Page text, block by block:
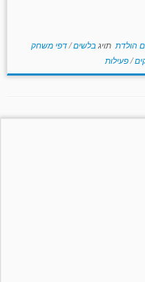
הולדת תויגבלשים/דפי משחק
/פעילות